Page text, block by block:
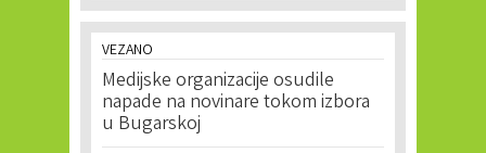
VEZANO
Medijske organizacije osudile
napade na novinare tokom izbora
u Bugarskoj